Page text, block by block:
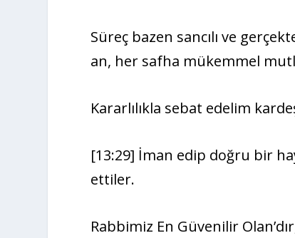
Süreç bazen sancılı ve
an, her safha mükemmel
Kararlılıkla sebat edelim
[13:29] İman edip doğru bir
ettiler.
Rabbimiz En Güvenilir